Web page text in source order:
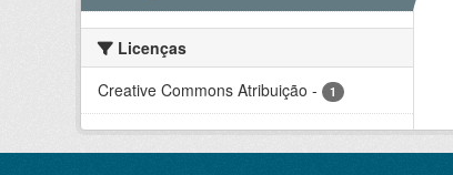
Licenças
Creative Commons Atribuição - 1